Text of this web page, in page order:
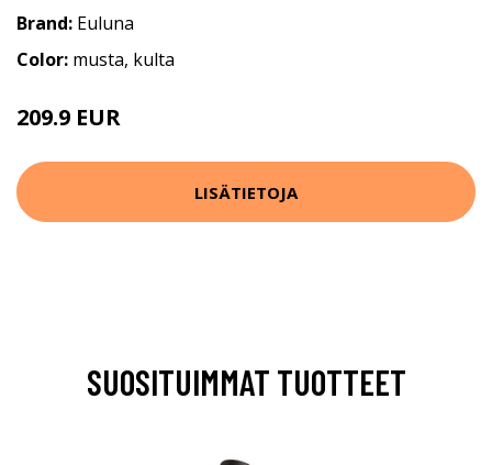
Brand: Euluna
Color: musta, kulta
209.9 EUR
LISÄTIETOJA
SUOSITUIMMAT TUOTTEET